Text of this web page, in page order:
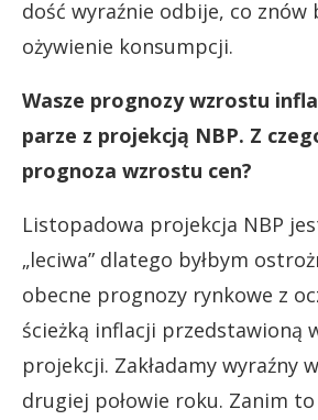
dość wyraźnie odbije, co znów
ożywienie konsumpcji.
Wasze prognozy wzrostu
parze z projekcją NBP. Z
prognoza wzrostu cen?
Listopadowa projekcja NBP
„leciwa” dlatego byłbym
obecne prognozy rynkowe z
ścieżką inflacji przedstawioną
projekcji. Zakładamy wyraźny
drugiej połowie roku. Zanim